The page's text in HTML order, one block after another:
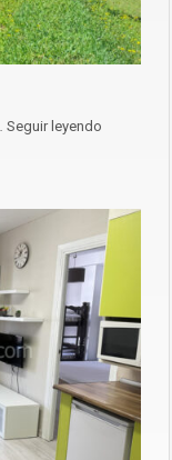
Seguir leyendo